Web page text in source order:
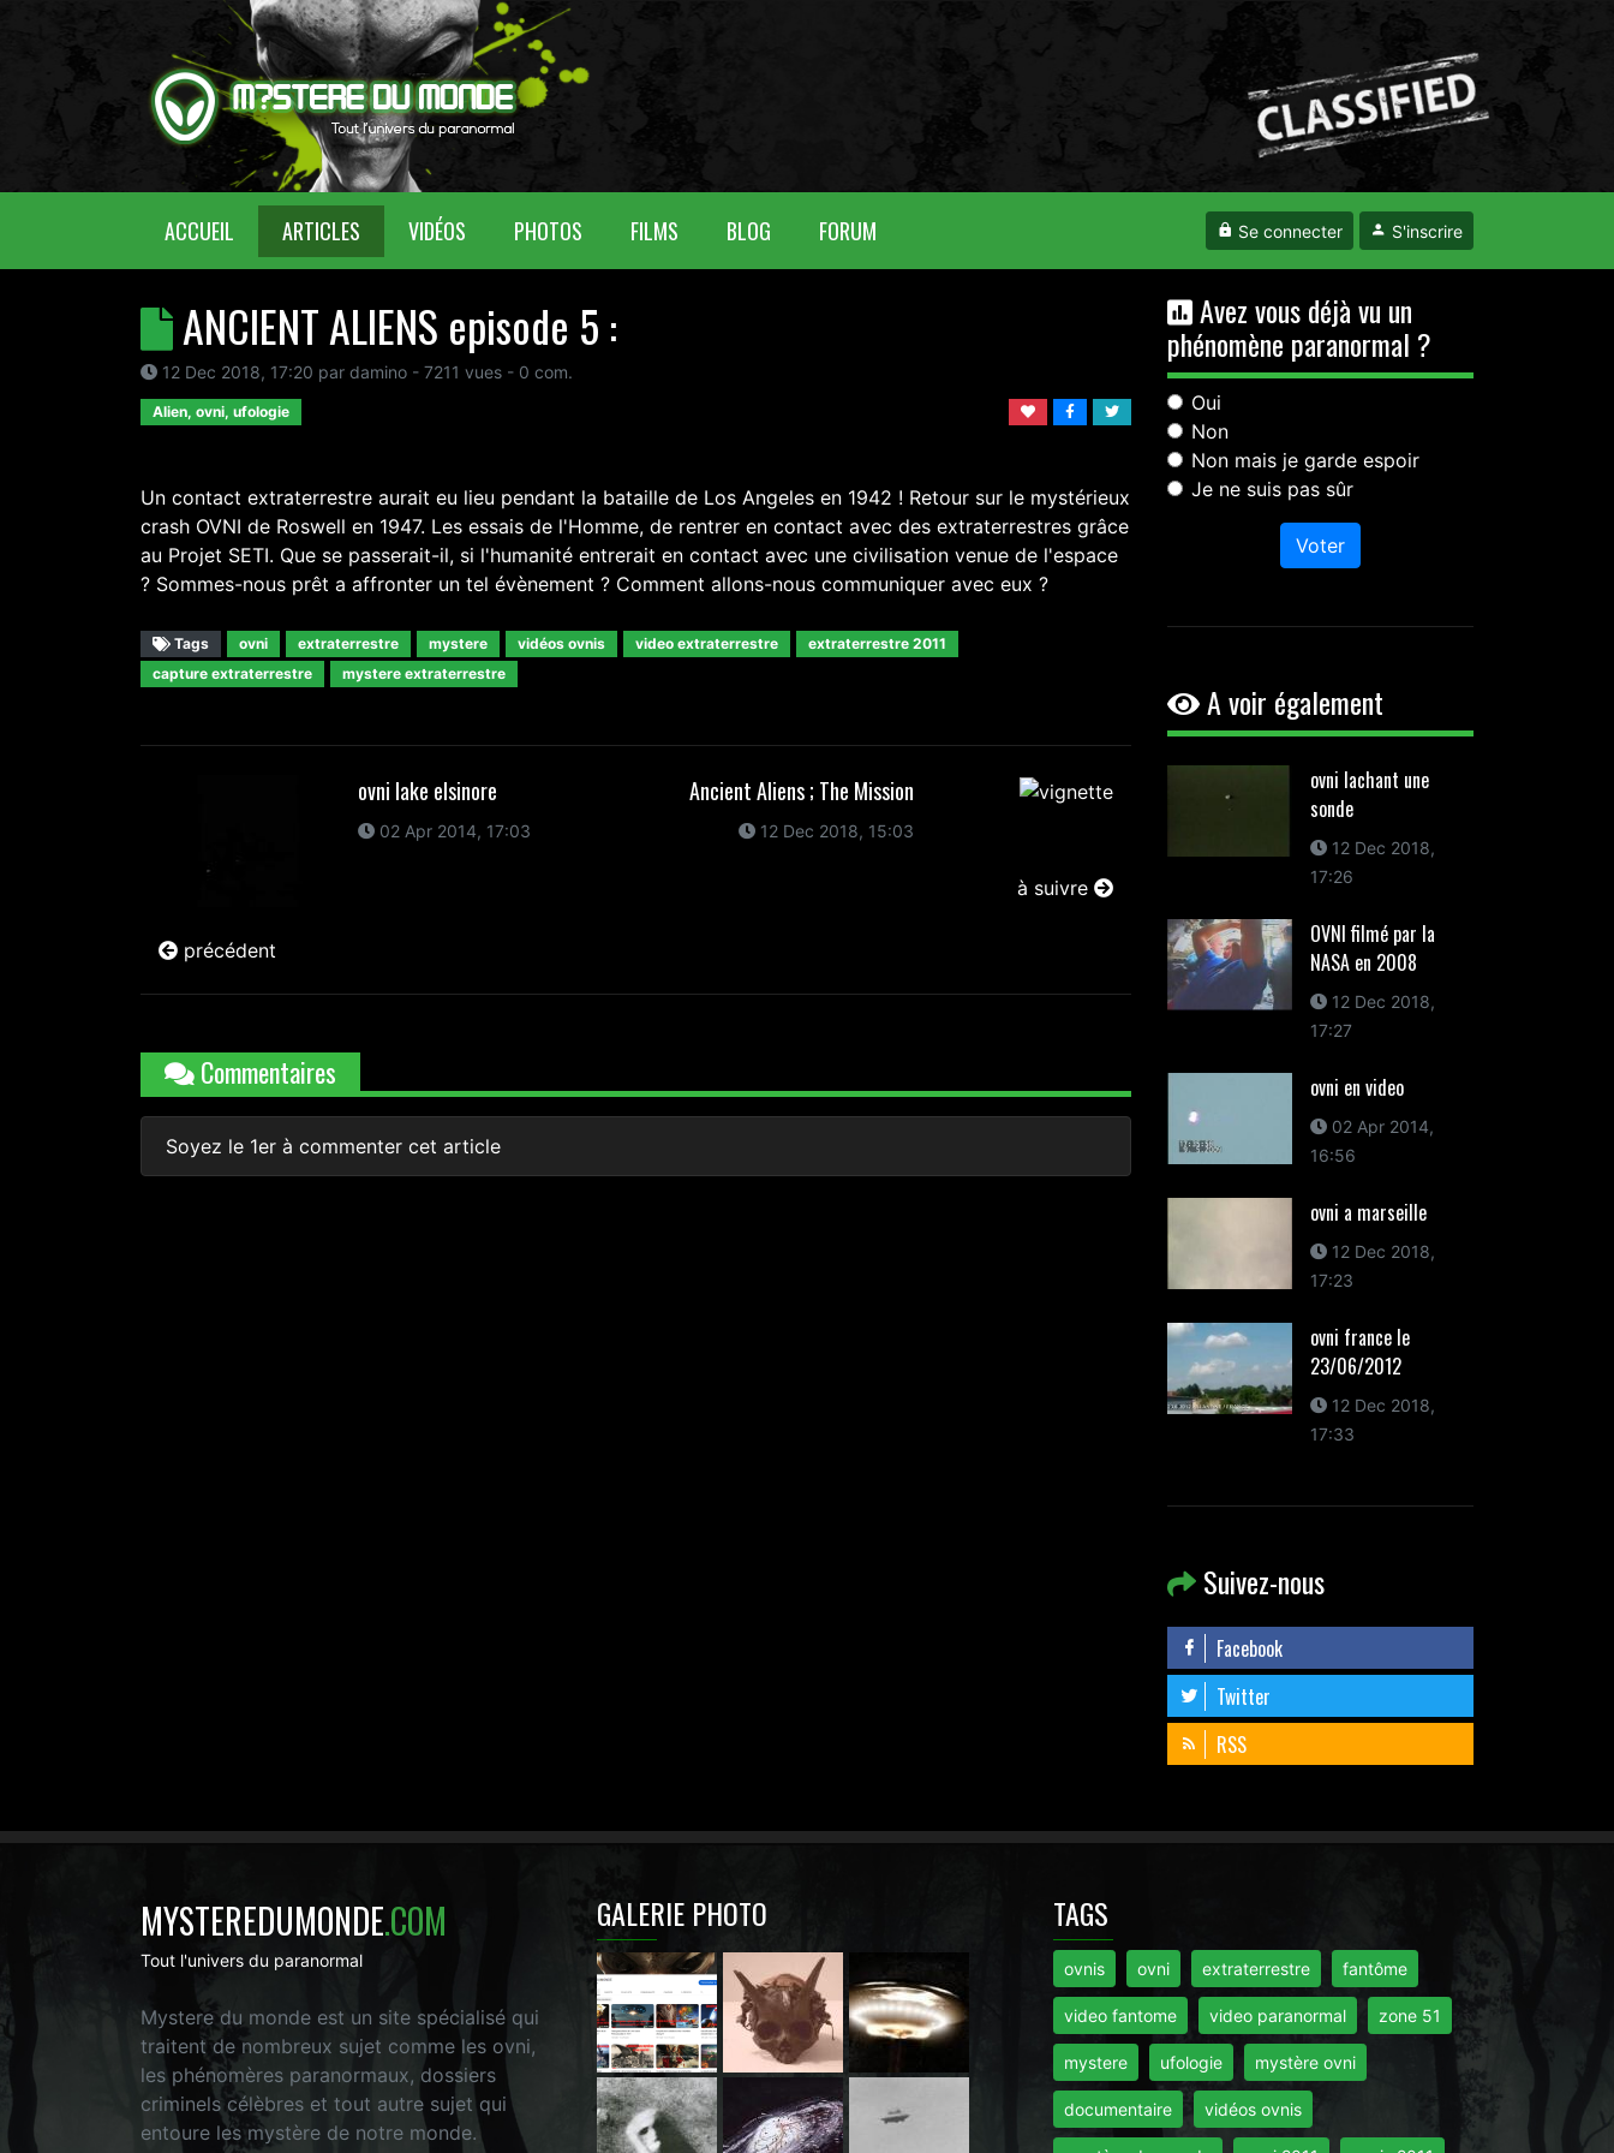
ACCUEIL (CURRENT)ARTICLES VIDÉOS PHOTOS FILMS BLOG FORUM Se connecter S'inscrire
ANCIENT ALIENS episode 5 :
12 Dec 2018, 17:20 par damino - 7211 vues - 0 com.
Alien, ovni, ufologie
Un contact extraterrestre aurait eu lieu pendant la bataille de Los Angeles en 1942 ! Retour sur le mystérieux
crash OVNI de Roswell en 1947. Les essais de l'Homme, de rentrer en contact avec des extraterrestres grâce
au Projet SETI. Que se passerait-il, si l'humanité entrerait en contact avec une civilisation venue de l'espace
? Sommes-nous prêt a affronter un tel évènement ? Comment allons-nous communiquer avec eux ?
Tags ovni extraterrestre mystere vidéos ovnis video extraterrestre
extraterrestre 2011
capture extraterrestre
mystere extraterrestre
ovni lake elsinore
02 Apr 2014, 17:03
précédent
Ancient Aliens ; The Mission
12 Dec 2018, 15:03
à suivre
Commentaires
Soyez le 1er à commenter cet article
Avez vous déjà vu un
phénomène paranormal ?
Oui
Non
Non mais je garde espoir
Je ne suis pas sûr
Voter
A voir également
ovni lachant une
sonde
12 Dec 2018,
17:26
OVNI filmé par la
NASA en 2008
12 Dec 2018,
17:27
ovni en video
02 Apr 2014,
16:56
ovni a marseille
12 Dec 2018,
17:23
ovni france le
23/06/2012
12 Dec 2018,
17:33
Suivez-nous
Facebook
Twitter
RSS
MYSTEREDUMONDE.COM
Tout l'univers du paranormal
Mystere du monde est un site spécialisé qui
traitent de nombreux sujet comme les ovni,
les phénomères paranormaux, dossiers
criminels célèbres et tout autre sujet qui
entoure les mystère de notre monde.
GALERIE PHOTO TAGS
ovnis ovni extraterrestre fantôme
video fantome video paranormal zone 51
mystere ufologie mystère ovni
documentaire vidéos ovnis